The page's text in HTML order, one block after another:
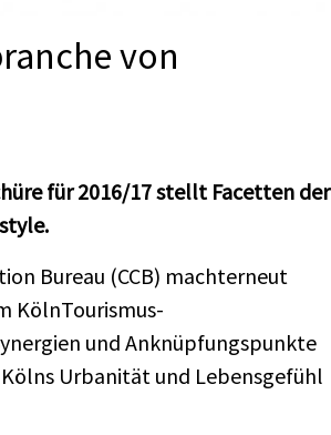
von
für 2016/17 stellt Facetten der
Bureau (CCB) machterneut
KölnTourismus-
und Anknüpfungspunkte
Urbanität und Lebensgefühl